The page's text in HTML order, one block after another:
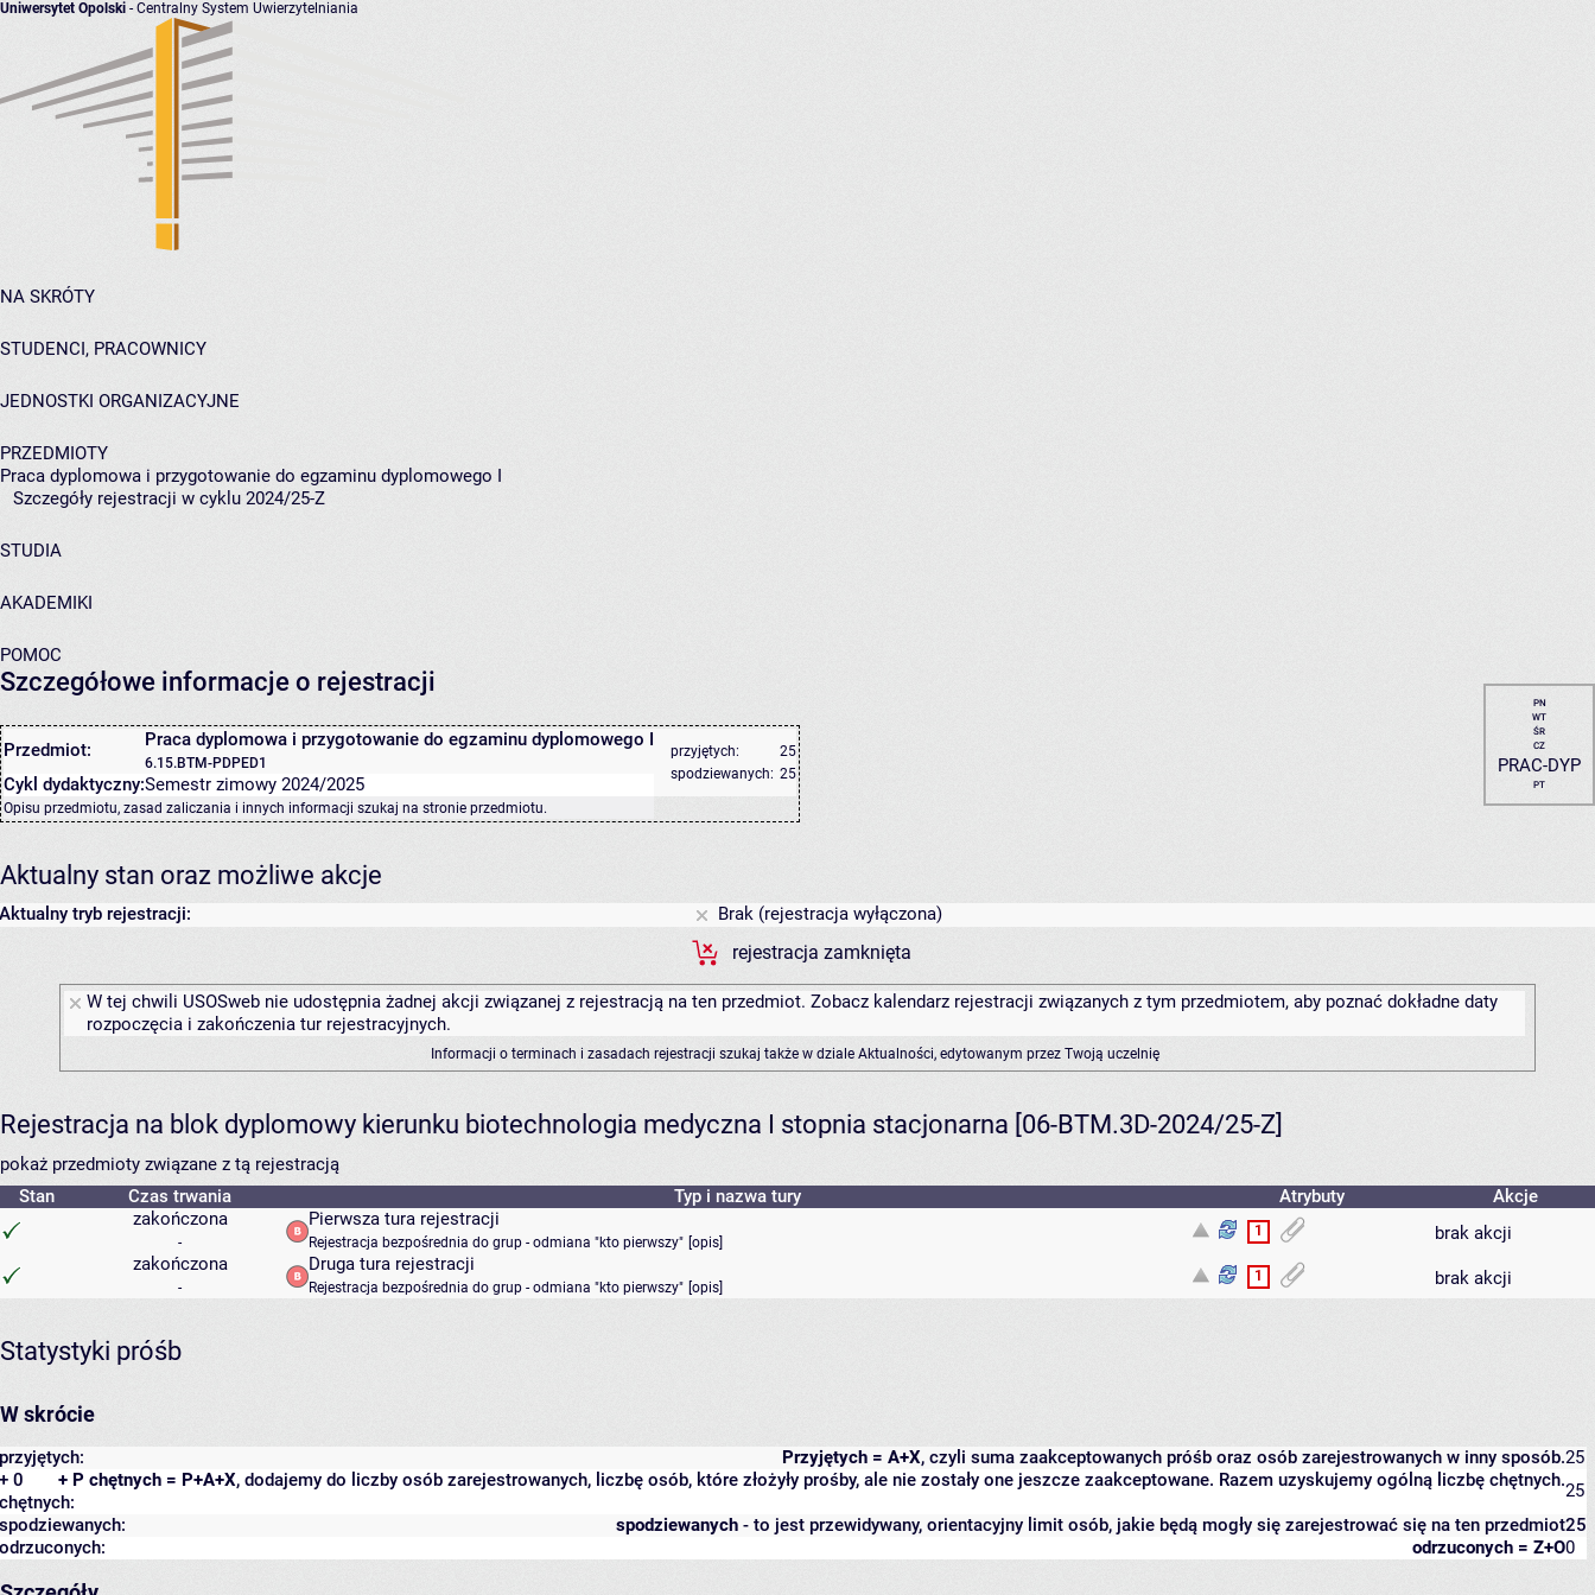
Uniwersytet Opolski - Centralny System Uwierzytelniania
NA SKRÓTY
STUDENCI, PRACOWNICY
JEDNOSTKI ORGANIZACYJNE
PRZEDMIOTY
Praca dyplomowa i przygotowanie do egzaminu dyplomowego I
Szczegóły rejestracji w cyklu 2024/25-Z
STUDIA
AKADEMIKI
POMOC
Szczegółowe informacje o rejestracji
Przedmiot: Praca dyplomowa i przygotowanie do egzaminu dyplomowego I
6.15.BTM-PDPED1
przyjętych:
25
spodziewanych: 25
Cykl dydaktyczny:Semestr zimowy 2024/2025
Opisu przedmiotu, zasad zaliczania i innych informacji szukaj na stronie przedmiotu.
PN
WT
ŚR
CZ
PRAC-DYP
PT
Aktualny stan oraz możliwe akcje
Aktualny tryb rejestracji:
Brak (rejestracja wyłączona)
rejestracja zamknięta
W tej chwili USOSweb nie udostępnia żadnej akcji związanej z rejestracją na ten przedmiot. Zobacz kalendarz rejestracji związanych z tym przedmiotem, aby poznać dokładne daty
rozpoczęcia i zakończenia tur rejestracyjnych.
Informacji o terminach i zasadach rejestracji szukaj także w dziale Aktualności, edytowanym przez Twoją uczelnię
Rejestracja na blok dyplomowy kierunku biotechnologia medyczna I stopnia stacjonarna [06-BTM.3D-2024/25-Z]
pokaż przedmioty związane z tą rejestracją
Stan
Czas trwania Typ i nazwa tury Atrybuty
Akcje
zakończona
-
Pierwsza tura rejestracji
Rejestracja bezpośrednia do grup - odmiana "kto pierwszy" opis
1
brak akcji
zakończona
-
Druga tura rejestracji
Rejestracja bezpośrednia do grup - odmiana "kto pierwszy" opis
1 brak akcji
Statystyki próśb
W skrócie
Przyjętych = A+X, czyli suma zaakceptowanych próśb oraz osób zarejestrowanych w inny sposób.
przyjętych:
25
+ P chętnych = P+A+X, dodajemy do liczby osób zarejestrowanych, liczbę osób, które złożyły prośby, ale nie zostały one jeszcze zaakceptowane. Razem uzyskujemy ogólną liczbę chętnych.
+ 0
chętnych:
25
spodziewanych - to jest przewidywany, orientacyjny limit osób, jakie będą mogły się zarejestrować się na ten przedmiot
spodziewanych:
25
odrzuconych = Z+O
odrzuconych: 0